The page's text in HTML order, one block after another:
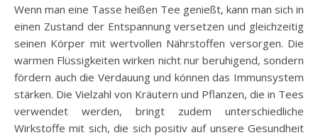
Wenn man eine Tasse heißen Tee genießt, kann man sich in
einen Zustand der Entspannung versetzen und gleichzeitig
seinen Körper mit wertvollen Nährstoffen versorgen. Die
warmen Flüssigkeiten wirken nicht nur beruhigend, sondern
fördern auch die Verdauung und können das Immunsystem
stärken. Die Vielzahl von Kräutern und Pflanzen, die in Tees
verwendet werden, bringt zudem unterschiedliche
Wirkstoffe mit sich, die sich positiv auf unsere Gesundheit